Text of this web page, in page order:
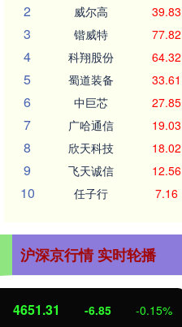
2 威尔高 39.83
3 锴威特 77.82
4 科翔股份 64.32
5 蜀道装备 33.61
6 中巨芯 27.85
7 广哈通信 19.03
8 欣天科技 18.02
9 飞天诚信 12.56
10 任子行 7.16
沪深京行情 实时轮播
北证50 1122.88